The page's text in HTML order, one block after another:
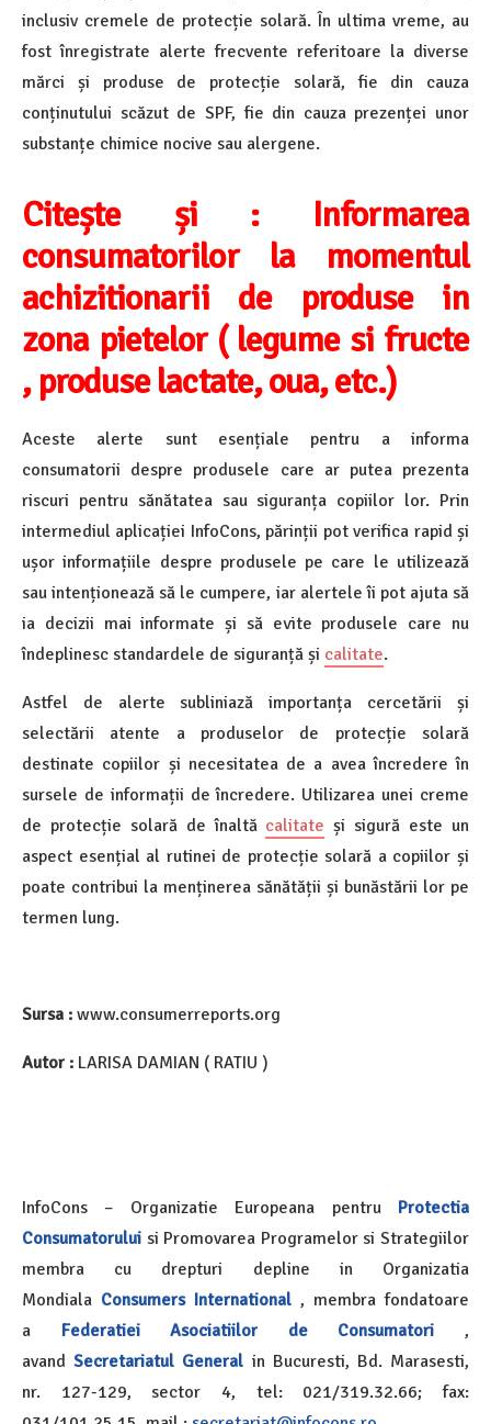
inclusiv cremele de protecție solară. În ultima vreme, au
fost înregistrate alerte frecvente referitoare la diverse
mărci și produse de protecție solară, fie din cauza
conținutului scăzut de SPF, fie din cauza prezenței unor
substanțe chimice nocive sau alergene.
Citește și : Informarea
consumatorilor la momentul
achizitionarii de produse in
zona pietelor ( legume si fructe
, produse lactate, oua, etc.)
Aceste alerte sunt esențiale pentru a informa
consumatorii despre produsele care ar putea prezenta
riscuri pentru sănătatea sau siguranța copiilor lor. Prin
intermediul aplicației InfoCons, părinții pot verifica rapid și
ușor informațiile despre produsele pe care le utilizează
sau intenționează să le cumpere, iar alertele îi pot ajuta să
ia decizii mai informate și să evite produsele care nu
îndeplinesc standardele de siguranță și calitate.
Astfel de alerte subliniază importanța cercetării și
selectării atente a produselor de protecție solară
destinate copiilor și necesitatea de a avea încredere în
sursele de informații de încredere. Utilizarea unei creme
de protecție solară de înaltă calitate și sigură este un
aspect esențial al rutinei de protecție solară a copiilor și
poate contribui la menținerea sănătății și bunăstării lor pe
termen lung.
Sursa : www.consumerreports.org
Autor : LARISA DAMIAN ( RATIU )
InfoCons – Organizatie Europeana pentru Protectia
Consumatorului si Promovarea Programelor si Strategiilor
membra cu drepturi depline in Organizatia
Mondiala Consumers International , membra fondatoare
a Federatiei Asociatiilor de Consumatori ,
avandSecretariatul General in Bucuresti, Bd. Marasesti,
nr. 127-129, sector 4, tel: 021/319.32.66; fax: